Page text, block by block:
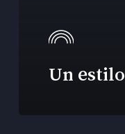
Un estilo